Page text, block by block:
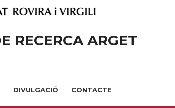
RECERCA ARGET
DIVULGACIÓ CONTACTE